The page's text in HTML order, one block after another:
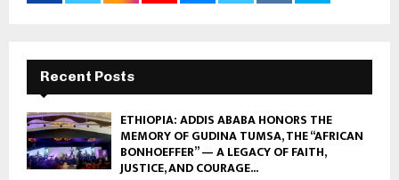
Recent Posts
ETHIOPIA: ADDIS ABABA HONORS THE
MEMORY OF GUDINA TUMSA, THE “AFRICAN
BONHOEFFER” — A LEGACY OF FAITH,
JUSTICE, AND COURAGE...